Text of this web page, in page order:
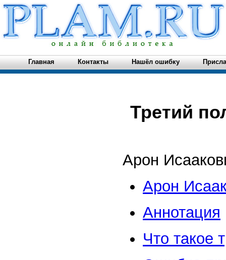
Главная Контакты Нашёл ошибку
Третий
Арон
Арон
Аннотация
Что такое